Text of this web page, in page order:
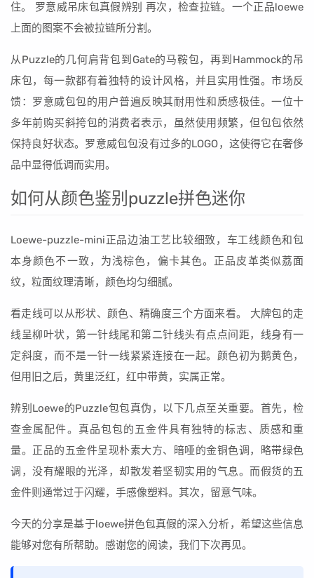
住。 罗意威吊床包真假辨别 再次，检查拉链。一个正品loewe
上面的图案不会被拉链所分割。
从Puzzle的几何肩背包到Gate的马鞍包，再到Hammock的吊
床包，每一款都有着独特的设计风格，并且实用性强。市场反
馈：罗意威包包的用户普遍反映其耐用性和质感极佳。一位十
多年前购买斜挎包的消费者表示，虽然使用频繁，但包包依然
保持良好状态。罗意威包包没有过多的LOGO，这使得它在奢侈
品中显得低调而实用。
如何从颜色鉴别puzzle拼色迷你
Loewe-puzzle-mini正品边油工艺比较细致，车工线颜色和包
本身颜色不一致，为浅棕色，偏卡其色。正品皮革类似荔面
纹，粒面纹理清晰，颜色均匀细腻。
看走线可以从形状、颜色、精确度三个方面来看。 大牌包的走
线呈柳叶状，第一针线尾和第二针线头有点点间距，线身有一
定斜度，而不是一针一线紧紧连接在一起。颜色初为鹅黄色，
但用旧之后，黄里泛红，红中带黄，实属正常。
辨别Loewe的Puzzle包包真伪，以下几点至关重要。首先，检
查金属配件。真品包包的五金件具有独特的标志、质感和重
量。正品的五金件呈现朴素大方、暗哑的金铜色调，略带绿色
调，没有耀眼的光泽，却散发着坚韧实用的气息。而假货的五
金件则通常过于闪耀，手感像塑料。其次，留意气味。
今天的分享是基于loewe拼色包真假的深入分析，希望这些信息
能够对您有所帮助。感谢您的阅读，我们下次再见。